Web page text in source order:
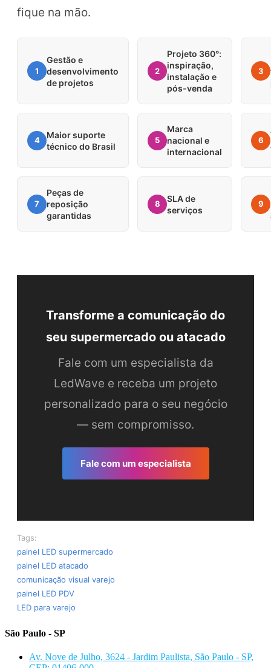
fique na mão.
1
Gestão e
desenvolvimento
de projetos
2
Projeto 360°:
inspiração,
instalação e
pós-venda
3
4
Maior suporte
técnico do Brasil
5
Marca
nacional e
internacional
6
7
Peças de
reposição
garantidas
8
SLA de
serviços
9
Transforme a comunicação do
seu supermercado ou atacado
Fale com um especialista da
LedWave e receba um projeto
personalizado para o seu negócio
— sem compromisso.
Fale com um especialista
Tags:
painel LED supermercado
painel LED atacado
comunicação visual varejo
painel LED PDV
LED para varejo
São Paulo - SP
Av. Nove de Julho, 3624 - Jardim Paulista, São Paulo - SP,